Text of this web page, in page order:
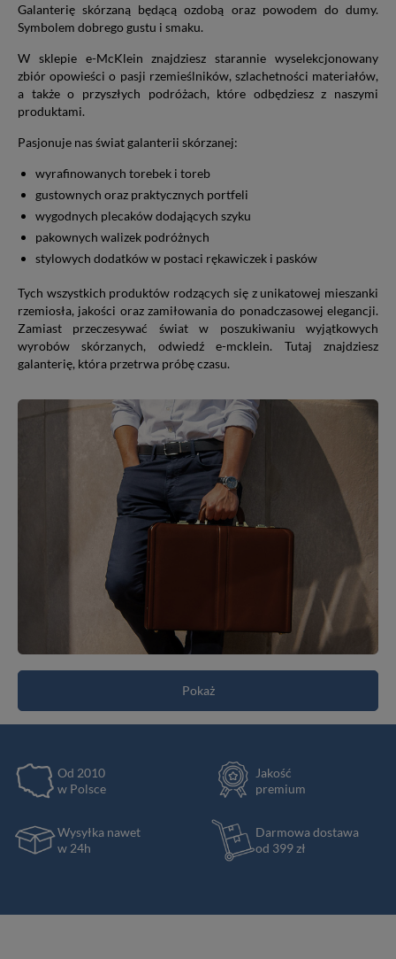
Galanterię skórzaną będącą ozdobą oraz powodem do dumy.
Symbolem dobrego gustu i smaku.
W sklepie e-McKlein znajdziesz starannie wyselekcjonowany
zbiór opowieści o pasji rzemieślników, szlachetności materiałów,
a także o przyszłych podróżach, które odbędziesz z naszymi
produktami.
Pasjonuje nas świat galanterii skórzanej:
wyrafinowanych torebek i toreb
gustownych oraz praktycznych portfeli
wygodnych plecaków dodających szyku
pakownych walizek podróżnych
stylowych dodatków w postaci rękawiczek i pasków
Tych wszystkich produktów rodzących się z unikatowej mieszanki
rzemiosła, jakości oraz zamiłowania do ponadczasowej elegancji.
Zamiast przeczesywać świat w poszukiwaniu wyjątkowych
wyrobów skórzanych, odwiedź e-mcklein. Tutaj znajdziesz
galanterię, która przetrwa próbę czasu.
Pokaż
Od 2010
w Polsce
Jakość
premium
Wysyłka nawet
w 24h
Darmowa dostawa
od 399 zł